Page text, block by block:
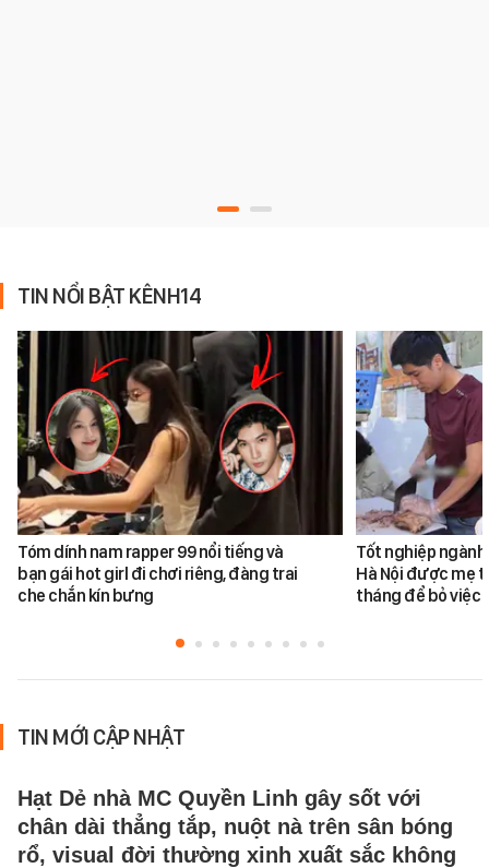
TIN NỔI BẬT KÊNH14
Tóm dính nam rapper 99 nổi tiếng và
bạn gái hot girl đi chơi riêng, đàng trai
che chắn kín bưng
Tốt nghiệp
Hà Nội được mẹ
tháng để bỏ việc
TIN MỚI CẬP NHẬT
Hạt Dẻ nhà MC Quyền Linh gây sốt với
chân dài thẳng tắp, nuột nà trên sân bóng
rổ, visual đời thường xinh xuất sắc không